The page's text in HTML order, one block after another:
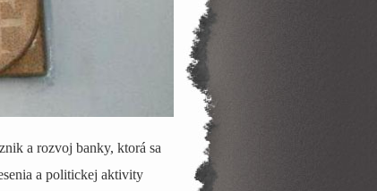
a rozvoj banky, ktorá sa
a politickej aktivity